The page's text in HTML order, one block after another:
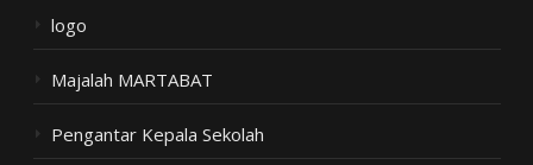
logo
Majalah MARTABAT
Pengantar Kepala Sekolah